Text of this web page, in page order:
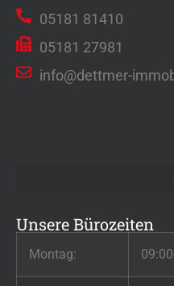
05181 81410
05181 27981
info@dettmer-
Unsere Bürozeiten
Montag: